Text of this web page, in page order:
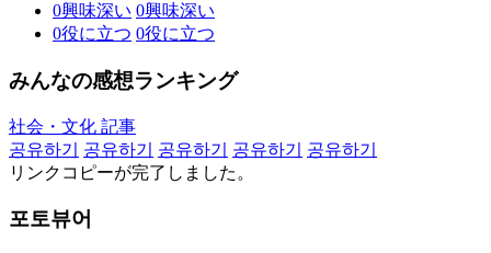
0興味深い 0興味深い
0役に立つ 0役に立つ
みんなの感想ランキング
社会・文化 記事
공유하기
공유하기 공유하기 공유하기
공유하기
リンクコピーが完了しました。
포토뷰어